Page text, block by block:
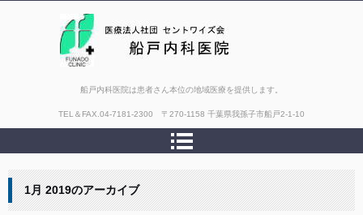
船戸内科医院は患者さん本位の地域医療を提供します。
TEL＆FAX. 04-7181-2300 〒270-1158 千葉県我孫子市船戸2-1-10
1月 2019のアーカイブ